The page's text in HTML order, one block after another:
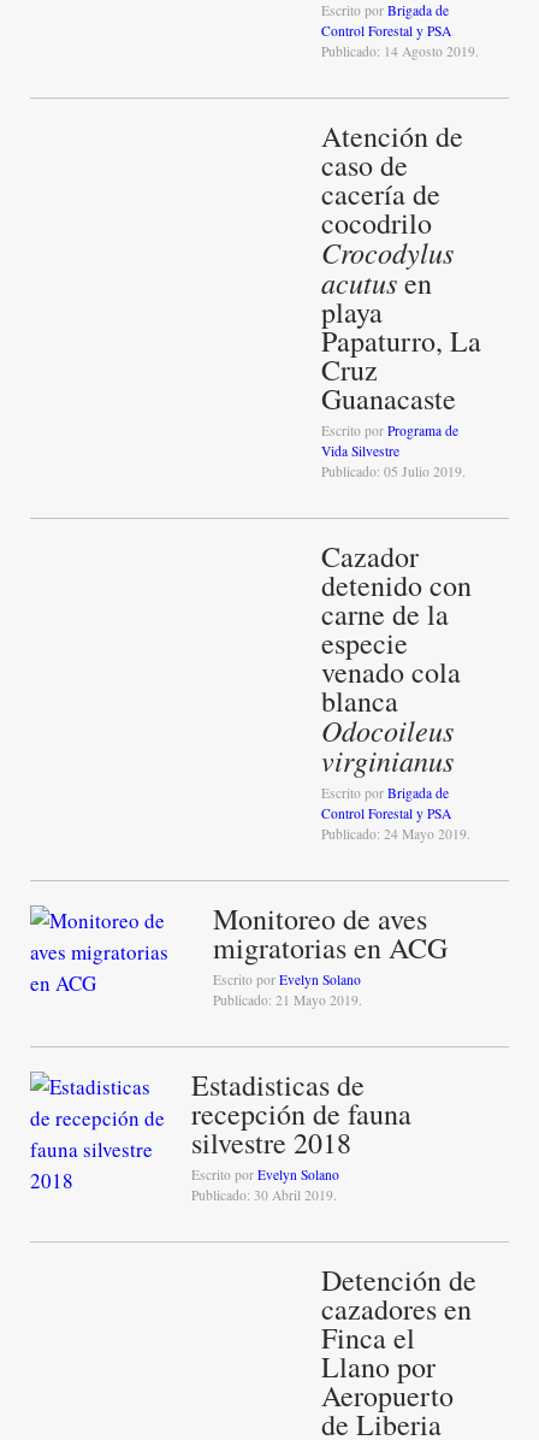
Escrito por Brigada de
Control Forestal y PSA
Publicado: 14 Agosto 2019.
Atención de
caso de
cacería de
cocodrilo
Crocodylus
acutusen
playa
Papaturro, La
Cruz
Guanacaste
Escrito por Programa de
Vida Silvestre
Publicado: 05 Julio 2019.
Cazador
detenido con
carne de la
especie
venado cola
blanca
Odocoileus
virginianus
Escrito por Brigada de
Control Forestal y PSA
Publicado: 24 Mayo 2019.
Monitoreo de aves
migratorias en ACG
Escrito porEvelyn Solano
Publicado: 21 Mayo 2019.
Estadisticas de
recepción de fauna
silvestre 2018
Escrito porEvelyn Solano
Publicado: 30 Abril 2019.
Detención de
cazadores en
Finca el
Llano por
Aeropuerto
de Liberia